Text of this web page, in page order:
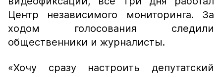
Центр независимого мониторинга. За
ходом голосования следили
общественники и журналисты.
«Хочу сразу настроить депутатский